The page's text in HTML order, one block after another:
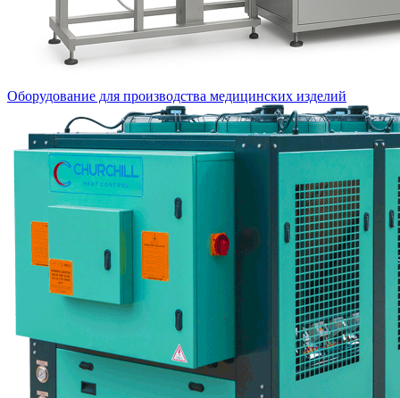
Оборудование для производства медицинских изделий